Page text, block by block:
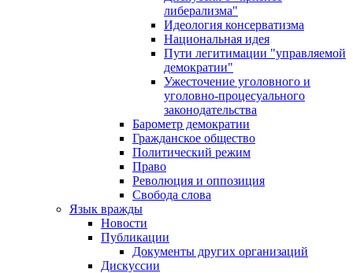
либерализма"
Идеология консерватизма
Национальная идея
Пути легитимации "управляемой
демократии"
Ужесточение уголовного и
уголовно-процесуального
законодательства
Барометр демократии
Гражданское общество
Политический режим
Право
Революция и оппозиция
Свобода слова
Язык вражды
Новости
Публикации
Документы других организаций
Дискуссии